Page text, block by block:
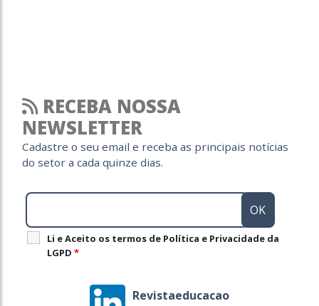
RECEBA NOSSA
NEWSLETTER
Cadastre o seu email e receba as principais notícias
do setor a cada quinze dias.
Li e Aceito os termos de Política e Privacidade da
LGPD *
Revistaeducacao